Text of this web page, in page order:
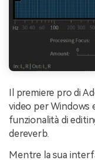
Il premiere pro di
video per Windows
funzionalità di
dereverb.
Mentre la sua